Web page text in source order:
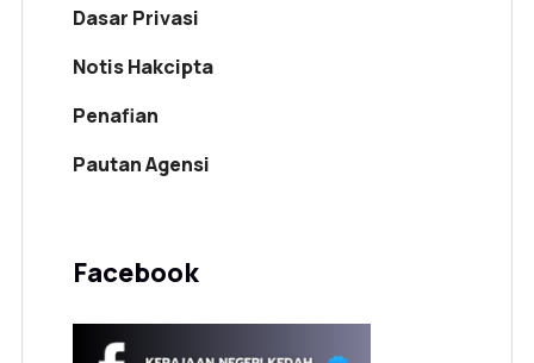
Dasar Privasi
Notis Hakcipta
Penafian
Pautan Agensi
Facebook